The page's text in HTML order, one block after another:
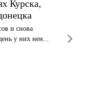
Курска,
и снова
у них нен...
29 июля